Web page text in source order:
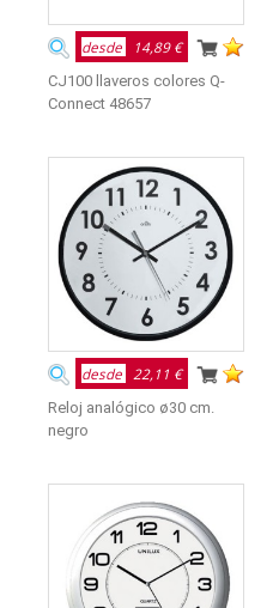
desde 14,89 €
CJ100 llaveros colores Q-
Connect 48657
desde 22,11 €
Reloj analógico ø30 cm.
negro